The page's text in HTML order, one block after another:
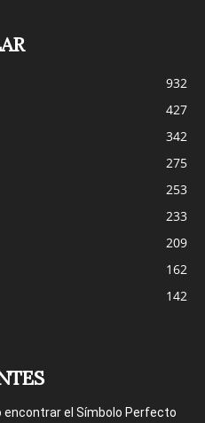
932
427
342
275
253
233
209
162
142
encontrar el Símbolo Perfecto